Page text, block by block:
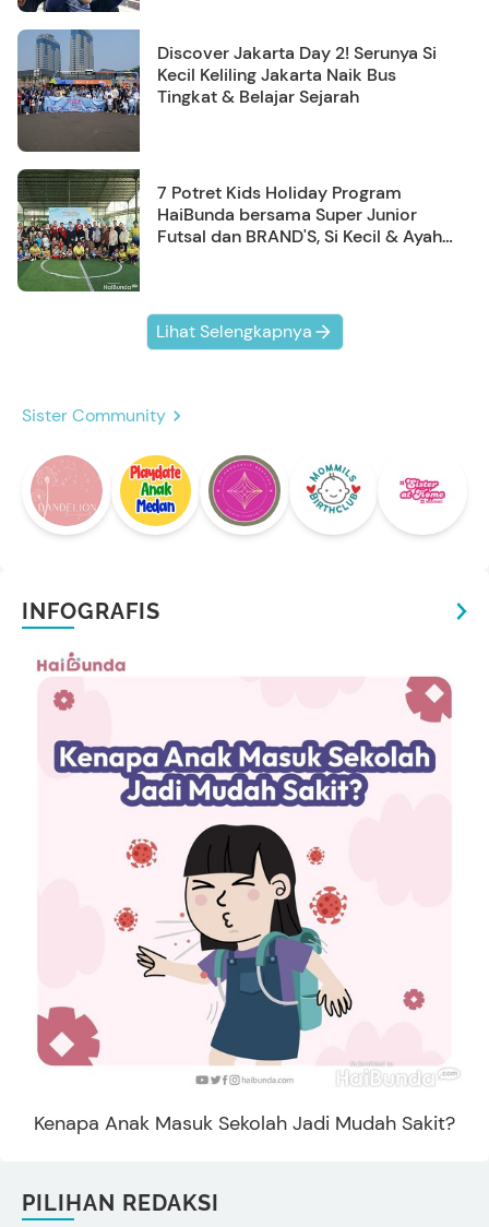
Discover Jakarta Day 2! Serunya Si
Kecil Keliling Jakarta Naik Bus
Tingkat & Belajar Sejarah
7 Potret Kids Holiday Program
HaiBunda bersama Super Junior
Futsal dan BRAND'S, Si Kecil & Ayah
Lihat Selengkapnya
Sister Community
INFOGRAFIS
Kenapa Anak Masuk Sekolah Jadi Mudah Sakit?
PILIHAN REDAKSI